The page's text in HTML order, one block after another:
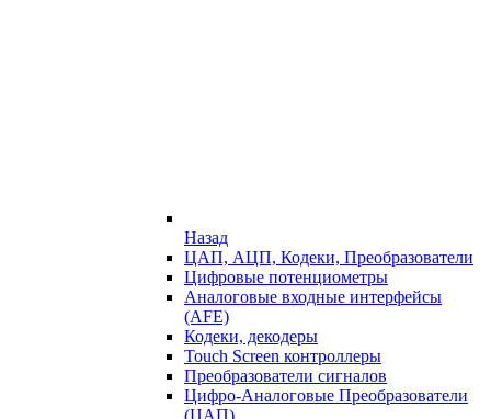
Назад
ЦАП, АЦП, Кодеки, Преобразователи
Цифровые потенциометры
Аналоговые входные интерфейсы
(AFE)
Кодеки, декодеры
Touch Screen контроллеры
Преобразователи сигналов
Цифро-Аналоговые Преобразователи
(ЦАП)